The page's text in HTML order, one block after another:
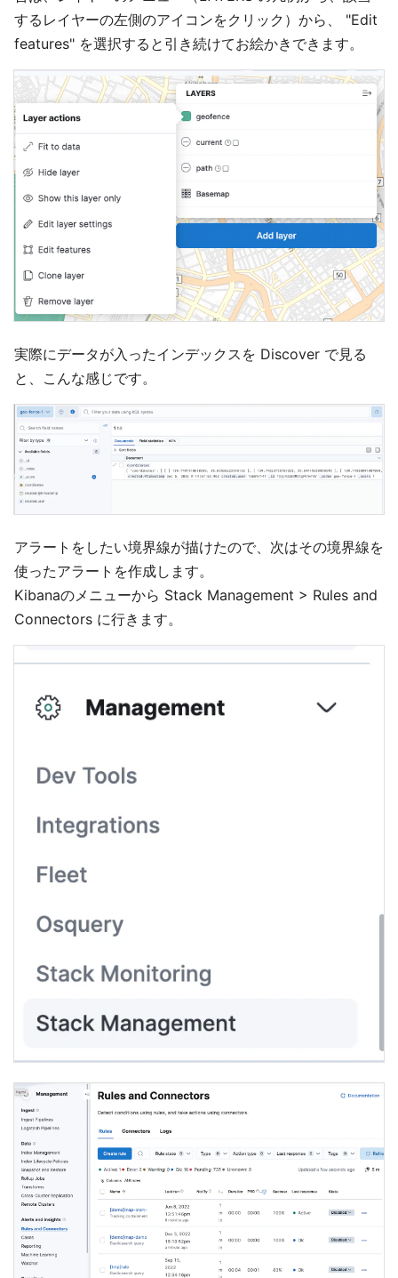
するレイヤーの左側のアイコンをクリック）から、 "Edit
features" を選択すると引き続けてお絵かきできます。
実際にデータが入ったインデックスを Discover で見る
と、こんな感じです。
アラートをしたい境界線が描けたので、次はその境界線を
使ったアラートを作成します。
Kibanaのメニューから Stack Management > Rules and
Connectors に行きます。